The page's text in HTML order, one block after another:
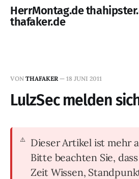
HerrMontag.de
thafaker.de
VON THAFAKER — 18 JUNI 2011
LulzSec melden
Dieser Artikel ist mehr
Bitte beachten Sie,
Zeit Wissen,